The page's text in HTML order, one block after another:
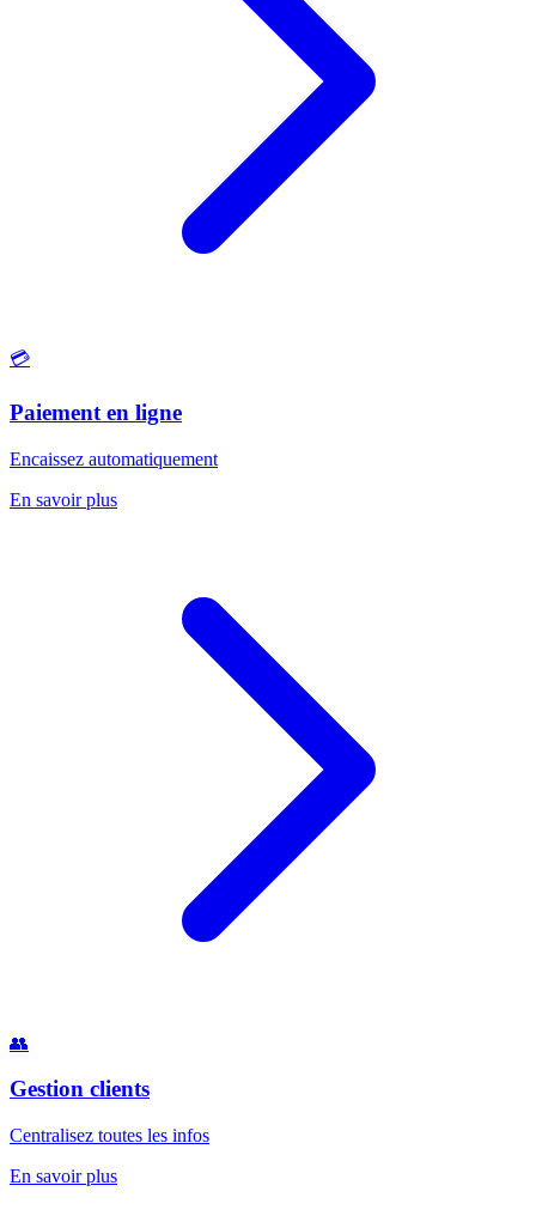
💳
Paiement en ligne
Encaissez automatiquement
En savoir plus
👥
Gestion clients
Centralisez toutes les infos
En savoir plus